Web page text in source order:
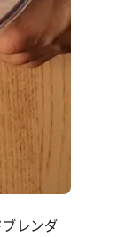
レンダ